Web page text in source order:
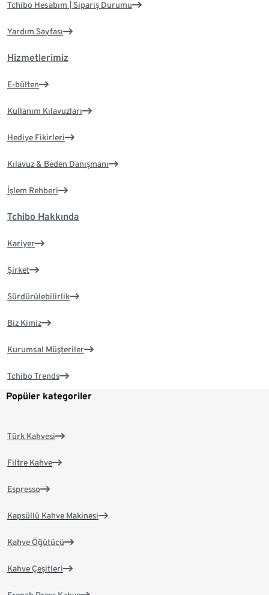
Tchibo Hesabım | Sipariş Durumu
Yardım Sayfası
Hizmetlerimiz
E-bülten
Kullanım Kılavuzları
Hediye Fikirleri
Kılavuz & Beden Danışmanı
İşlem Rehberi
Tchibo Hakkında
Kariyer
Şirket
Sürdürülebilirlik
Biz Kimiz
Kurumsal Müşteriler
Tchibo Trends
Popüler kategoriler
Türk Kahvesi
Filtre Kahve
Espresso
Kapsüllü Kahve Makinesi
Kahve Öğütücü
Kahve Çeşitleri